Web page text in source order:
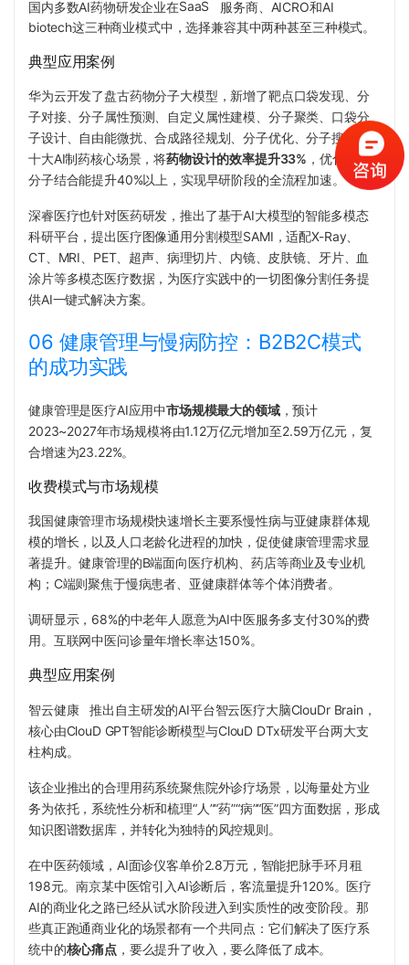
国内多数AI药物研发企业在SaaS
服务商、AICRO和AI
biotech这三种商业模式中，选择兼容其中两种甚至三种模式。
典型应用案例
华为云开发了盘古药物分子大模型，新增了靶点口袋发现、分
子对接、分子属性预测、自定义属性建模、分子聚类、口袋分
子设计、自由能微扰、合成路径规划、分子优化、分子搜索等
十大AI制药核心场景，将药物设计的效率提升33% ，优化后的
分子结合能提升40%以上，实现早研阶段的全流程加速。
深睿医疗也针对医药研发，推出了基于AI大模型的智能多模态
科研平台，提出医疗图像通用分割模型SAMI，适配X-Ray、
CT、MRI、PET、超声、病理切片、内镜、皮肤镜、牙片、血
涂片等多模态医疗数据，为医疗实践中的一切图像分割任务提
供AI一键式解决方案。
06 健康管理与慢病防控：B2B2C模式
的成功实践
健康管理是医疗AI应用中市场规模最大的领域，预计
2023~2027年市场规模将由1.12万亿元增加至2.59万亿元，复
合增速为23.22%。
收费模式与市场规模
我国健康管理市场规模快速增长主要系慢性病与亚健康群体规
模的增长，以及人口老龄化进程的加快，促使健康管理需求显
著提升。健康管理的B端面向医疗机构、药店等商业及专业机
构；C端则聚焦于慢病患者、亚健康群体等个体消费者。
调研显示，68%的中老年人愿意为AI中医服务多支付30%的费
用。互联网中医问诊量年增长率达150%。
典型应用案例
智云健康
推出自主研发的AI平台智云医疗大脑ClouDr Brain，
核心由ClouD GPT智能诊断模型与ClouD DTx研发平台两大支
柱构成。
该企业推出的合理用药系统聚焦院外诊疗场景，以海量处方业
务为依托，系统性分析和梳理“人”“药”“病”“医”四方面数据，形成
知识图谱数据库，并转化为独特的风控规则。
在中医药领域，AI面诊仪客单价2.8万元，智能把脉手环月租
198元。南京某中医馆引入AI诊断后，客流量提升120%。医疗
AI的商业化之路已经从试水阶段进入到实质性的改变阶段。那
些真正跑通商业化的场景都有一个共同点：它们解决了医疗系
统中的核心痛点，要么提升了收入，要么降低了成本。